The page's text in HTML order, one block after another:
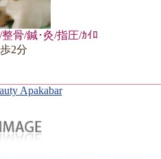
整骨/鍼･灸/指圧/ｶｲﾛ
2分
Apakabar